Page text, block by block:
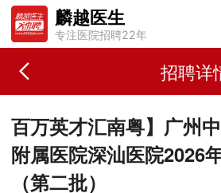
麟越医生
专注医院招聘22年
招聘详
百万英才汇南粤】广州
附属医院深汕医院2026
（第二批）